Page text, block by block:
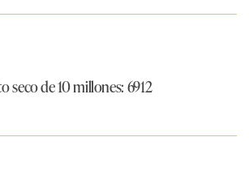
seco de 10 millones: 6912